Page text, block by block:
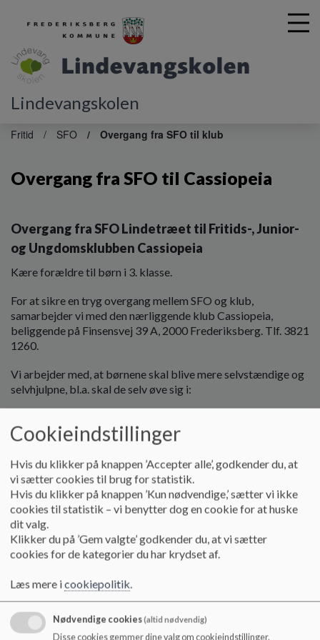
Lindevangskolen
Fritid SFO Overgang fra SFO til klub
Overgang fra SFO til Cassiopeia
Overgang fra SFO Lindetræet til Fritids-, Junior-
og Ungdomsklubben Cassiopeia
Kære forældre til børn i 3. klasse.
For at sikre en tryg overgang mellem SFO og klub,
samarbejder vi med den nærliggende klub Cassiopeia,
beliggende på Finsensvej 39 A, 2000 Frederiksberg. Tlf. 3821
1260.
Vi arbejder med, at børnene skal blive mere selvstændige og
selvhjulpne, bl.a. skal de selv øve sig i:
Kende klokken og selv huske deres ”gå-hjem-tider”.
Vi stoler på børnene når de kommer og siger, at de skal gå
til en bestemt tid og det vil være en stor hjælp, hvis I giver
jeres børn tydelig besked om eventuelle aftaler.
Meningen er, at de i løbet af foråret skal kunne mestre
ovenstående, da det er den dagligdag de vil møde når de
starter i klubben.
Vi ved, at det kan være svært for nogle, at huske de
forskellige aftaler og vi hjælper naturligvis gerne, men vil
langsomt stille større og større krav til de enkelte børn.
Cookieindstillinger
Hvis du klikker på knappen ’Accepter alle’, godkender du, at
vi sætter cookies til brug for statistik.
Hvis du klikker på knappen ’Kun nødvendige,’ sætter vi ikke
cookies til statistik – vi benytter dog en cookie for at huske
dit valg.
Klikker du på ’Gem valgte’ godkender du, at vi sætter
cookies for de kategorier du har krydset af.
Læs mere icookiepolitik.
Nødvendige cookies(altid nødvendig)
Disse cookies gemmer dine valg om cookieindstillinger.